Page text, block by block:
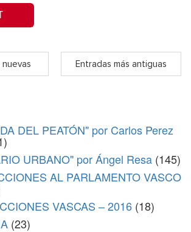
nuevas Entradas más antiguas
DEL PEATÓN" por Carlos Perez
URBANO" por Ángel Resa (145)
AL PARLAMENTO VASCO
VASCAS – 2016 (18)
(23)